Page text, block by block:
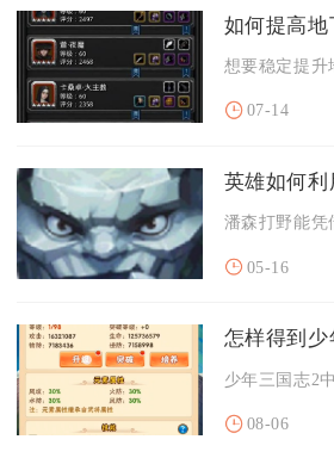
07-14
05-16
08-06